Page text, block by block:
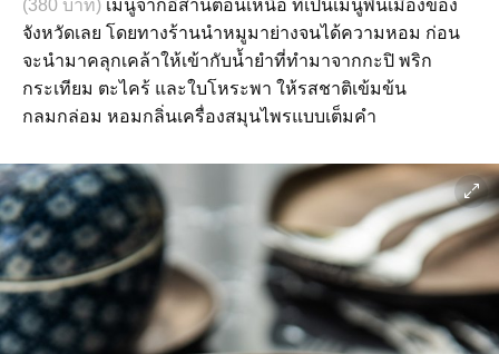
(380 บาท) เมนูจากอีสานตอนเหนือ ที่เป็นเมนูพื้นเมืองของ
จังหวัดเลย โดยทางร้านนำหมูมาย่างจนได้ความหอม ก่อน
จะนำมาคลุกเคล้าให้เข้ากับน้ำยำที่ทำมาจากกะปิ พริก
กระเทียม ตะไคร้ และใบโหระพา ให้รสชาติเข้มข้น
กลมกล่อม หอมกลิ่นเครื่องสมุนไพรแบบเต็มคำ